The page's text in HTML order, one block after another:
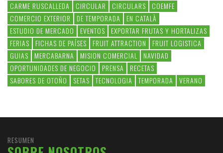
CARME RUSCALLEDA
CIRCULAR CIRCULARS
COEMFE
COMERCIO EXTERIOR
DE TEMPORADA
EN CATALÀ
ESTUDIO DE MERCADO
EVENTOS
EXPORTAR FRUTAS Y HORTALIZAS
FERIAS
FICHAS DE PAÍSES FRUIT ATTRACTION
FRUIT LOGISTICA
GUIAS
MERCABARNA MISION COMERCIAL
NAVIDAD
OPORTUNIDADES DE NEGOCIO
PRENSA
RECETAS
SABORES DE OTOÑO
SETAS TECNOLOGIA TEMPORADA VERANO
RESUMEN